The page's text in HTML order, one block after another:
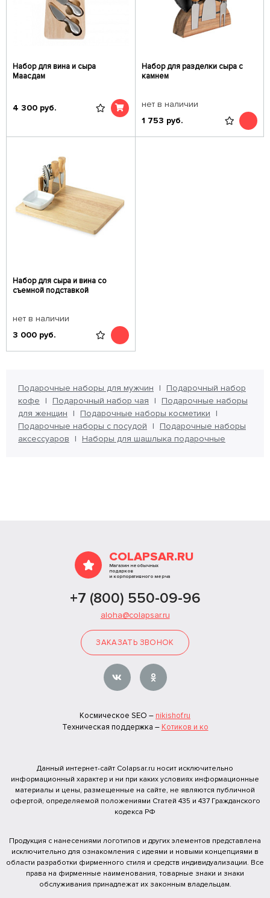
Набор для вина и сыра
Маасдам
4 300 руб.
Набор для разделки сыра с
камнем
нет в наличии
1 753 руб.
Набор для сыра и вина со
съемной подставкой
нет в наличии
3 000 руб.
Подарочные наборы для мужчин
Подарочный набор
кофе
Подарочный набор чая
Подарочные наборы
для женщин
Подарочные наборы косметики
Подарочные наборы с посудой
Подарочные наборы
аксессуаров
Наборы для шашлыка подарочные
COLAPSAR.RU
Магазин необычных
подарков
и корпоративного мерча
+7 (800) 550-09-96
aloha@colapsar.ru
ЗАКАЗАТЬ ЗВОНОК
Космическое SEO – nikishof.ru
Техническая поддержка – Котиков и ко
Данный интернет-сайт Colapsar.ru носит исключительно
информационный характер и ни при каких условиях информационные
материалы и цены, размещенные на сайте, не являются публичной
офертой, определяемой положениями Статей 435 и 437 Гражданского
кодекса РФ
Продукция с нанесениями логотипов и других элементов представлена
исключительно для ознакомления с идеями и новыми концепциями в
области разработки фирменного стиля и средств индивидуализации. Все
права на фирменные наименования, товарные знаки и знаки
обслуживания принадлежат их законным владельцам.